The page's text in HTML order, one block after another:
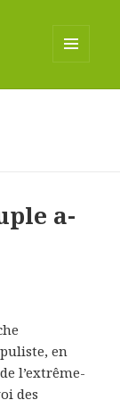
a-
en
l’extrême-
des